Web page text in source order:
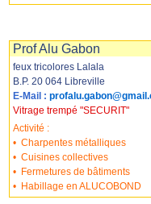
Prof Alu Gabon
feux tricolores Lalala
B.P. 20 064 Libreville
E-Mail :
Vitrage trempé "SECURIT"
Activité :
• Charpentes métalliques
• Cuisines collectives
• Fermetures de bâtiments
• Habillage en ALUCOBOND